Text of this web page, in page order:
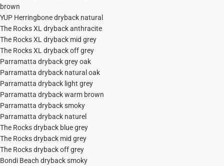
brown
YUP Herringbone dryback natural
The Rocks XL dryback anthracite
The Rocks XL dryback mid grey
The Rocks XL dryback off grey
Parramatta dryback grey oak
Parramatta dryback natural oak
Parramatta dryback light grey
Parramatta dryback warm brown
Parramatta dryback smoky
Parramatta dryback naturel
The Rocks dryback blue grey
The Rocks dryback mid grey
The Rocks dryback off grey
Bondi Beach dryback smoky